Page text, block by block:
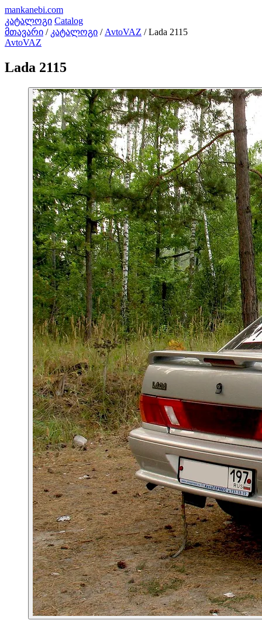
mankanebi.com
კატალოგი Catalog
მთავარი / კატალოგი / AvtoVAZ / Lada 2115
AvtoVAZ
Lada 2115